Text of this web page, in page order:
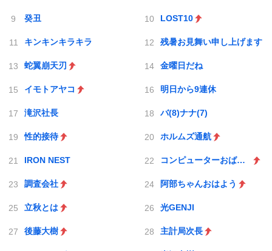
癸丑 LOST10
キンキンキラキラ 残暑お見舞い申し上げます
蛇翼崩天刃 金曜日だね
イモトアヤコ 明日から9連休
滝沢社長 バ(8)ナナ(7)
性的接待 ホルムズ通航
IRON NEST コンピューターおばあちゃん
調査会社 阿部ちゃんおはよう
立秋とは 光GENJI
後藤大樹 主計局次長